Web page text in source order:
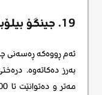
19. جینگۆ بیلۆبا، نهێنی یادەوەری چینییەکان:
ئەم ڕووەکە ڕەسەنی
بەرز دەکاتەوە.